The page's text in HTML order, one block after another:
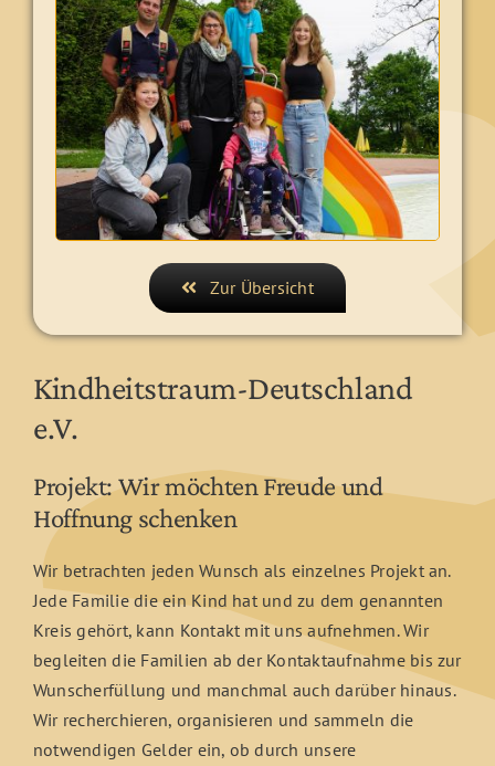
Zur Übersicht
Kindheitstraum-Deutschland
e.V.
Projekt: Wir möchten Freude und
Hoffnung schenken
Wir betrachten jeden Wunsch als einzelnes Projekt an.
Jede Familie die ein Kind hat und zu dem genannten
Kreis gehört, kann Kontakt mit uns aufnehmen. Wir
begleiten die Familien ab der Kontaktaufnahme bis zur
Wunscherfüllung und manchmal auch darüber hinaus.
Wir recherchieren, organisieren und sammeln die
notwendigen Gelder ein, ob durch unsere